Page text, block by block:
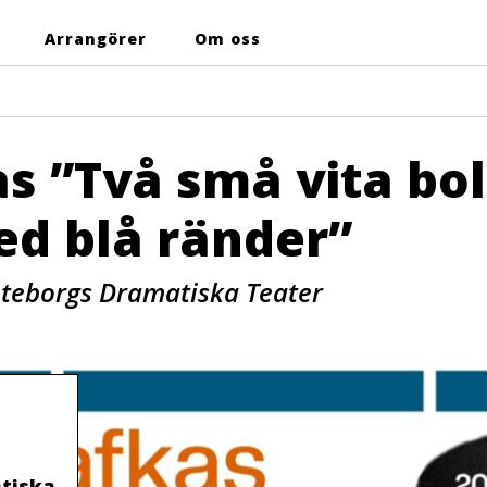
Arrangörer Om oss
”Två små vita
blå ränder”
Dramatiska Teater